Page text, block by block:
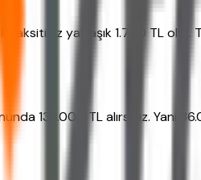
taksitiniz yaklaşık 1.750 TL
136.000 TL alırsınız. Yani